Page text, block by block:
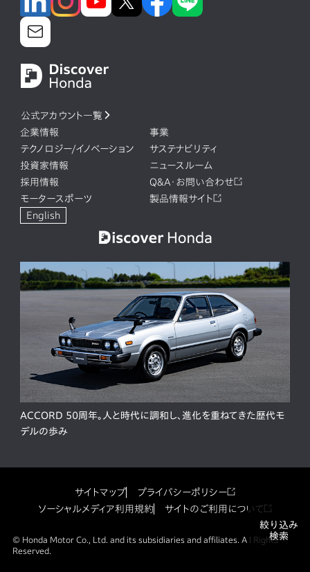
絞り込み
検索
公式アカウント一覧
企業情報
事業
テクノロジー/イノベーション
サステナビリティ
投資家情報
ニュースルーム
採用情報
Q&A・お問い合わせ
モータースポーツ
製品情報サイト
English
ACCORD 50周年。人と時代に調和し、進化を重ねてきた歴代モ
デルの歩み
サイトマップ
プライバシーポリシー
ソーシャルメディア利用規約
サイトのご利用について
© Honda Motor Co., Ltd. and its subsidiaries and affiliates. All Rights
Reserved.